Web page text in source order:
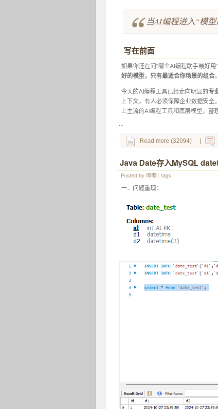
当AI编程进入“模
写在前面
如果你还在问“哪个AI编程助手最好
好的模型，只有最适合你场景的组合
今天的AI编程工具已经走向明显的专
上下文，有人必须保障企业数据安全
上主流的AI编程工具和底层模型，整
...
Read more (32094)
Java Date存入MySQL
Posted by 唧唧 | tags:
一、问题重现：